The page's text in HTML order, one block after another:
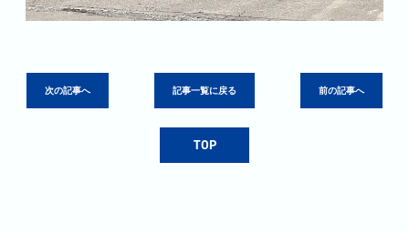
次の記事へ 記事一覧に戻る 前の記事へ
TOP